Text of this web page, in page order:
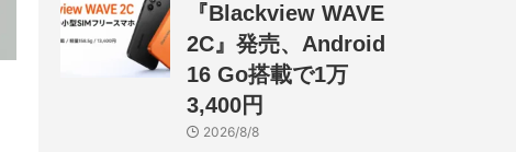
『Blackview WAVE
2C』発売、Android
16 Go搭載で1万
3,400円
2026/8/8